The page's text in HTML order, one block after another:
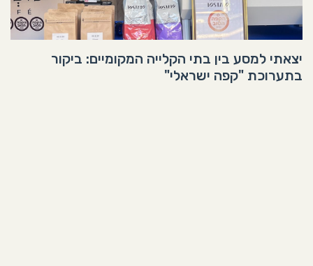
יצאתי למסע בין בתי הקלייה המקומיים: ביקור
בתערוכת "קפה ישראלי"